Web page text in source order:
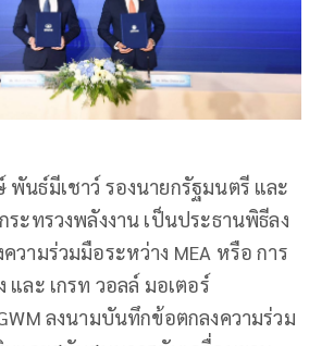
นธ์มีเชาว์ รองนายกรัฐมนตรี และ
ระทรวงพลังงาน เป็นประธานพิธีลง
วามร่วมมือระหว่าง MEA หรือ การ
ละ เกรท วอลล์ มอเตอร์
ลงนามบันทึกข้อตกลงความร่วม